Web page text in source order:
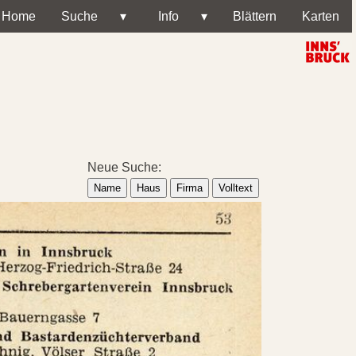
Home Suche ▾ Info ▾ Blättern Karten
Neue Suche:
Name Haus Firma Volltext